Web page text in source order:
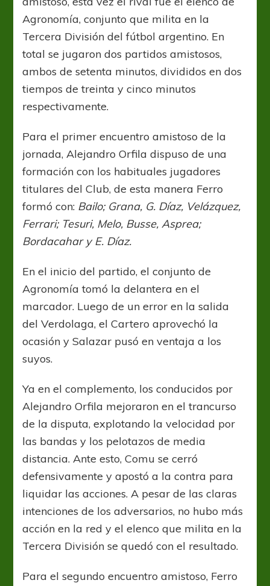
Agronomía, conjunto que milita en la
Tercera División del fútbol argentino. En
total se jugaron dos partidos amistosos,
ambos de setenta minutos, divididos en dos
tiempos de treinta y cinco minutos
respectivamente.
Para el primer encuentro amistoso de la
jornada, Alejandro Orfila dispuso de una
formación con los habituales jugadores
titulares del Club, de esta manera Ferro
formó con: Bailo; Grana, G. Díaz, Velázquez,
Ferrari; Tesuri, Melo, Busse, Asprea;
Bordacahar y E. Díaz.
En el inicio del partido, el conjunto de
Agronomía tomó la delantera en el
marcador. Luego de un error en la salida
del Verdolaga, el Cartero aprovechó la
ocasión y Salazar pusó en ventaja a los
suyos.
Ya en el complemento, los conducidos por
Alejandro Orfila mejoraron en el trancurso
de la disputa, explotando la velocidad por
las bandas y los pelotazos de media
distancia. Ante esto, Comu se cerró
defensivamente y apostó a la contra para
liquidar las acciones. A pesar de las claras
intenciones de los adversarios, no hubo más
acción en la red y el elenco que milita en la
Tercera División se quedó con el resultado.
Para el segundo encuentro amistoso, Ferro